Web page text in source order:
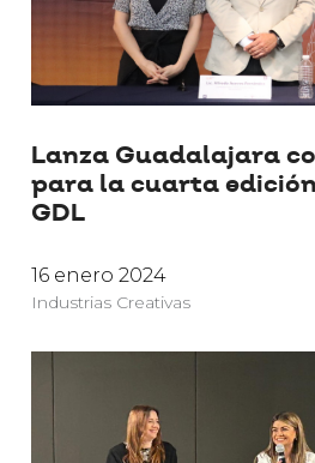
Lanza Guadalajara
para la cuarta
GDL
16 enero 2024
Industrias Creativas